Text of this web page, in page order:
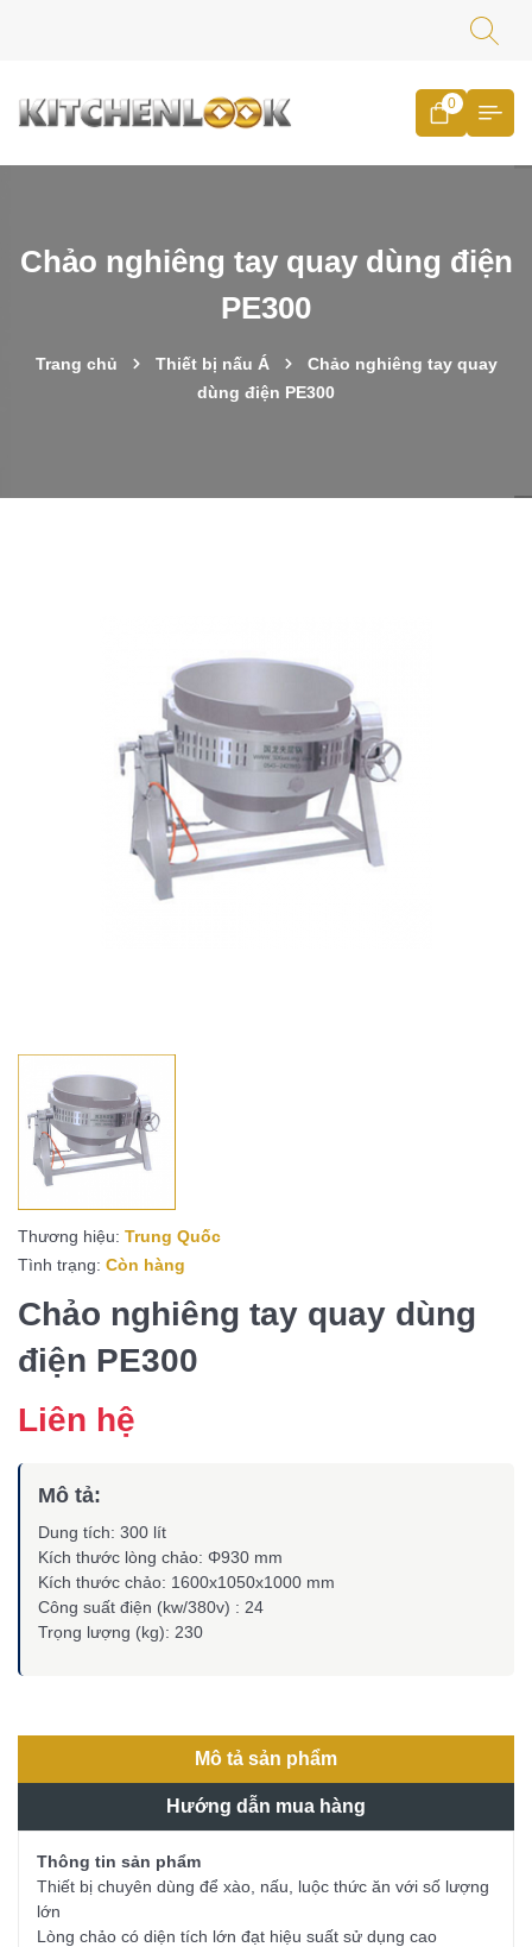
0
Chảo nghiêng tay quay dùng điện
PE300
Trang chủ Thiết bị nấu Á
Chảo nghiêng tay quay
dùng điện PE300
Thương hiệu: Trung Quốc
Tình trạng: Còn hàng
Chảo nghiêng tay quay dùng
điện PE300
Liên hệ
Mô tả:
Dung tích: 300 lít
Kích thước lòng chảo: Φ930 mm
Kích thước chảo: 1600x1050x1000 mm
Công suất điện (kw/380v) : 24
Trọng lượng (kg): 230
Mô tả sản phẩm
Hướng dẫn mua hàng
Thông tin sản phẩm
Thiết bị chuyên dùng để xào, nấu, luộc thức ăn với số lượng
lớn
Lòng chảo có diện tích lớn đạt hiệu suất sử dụng cao